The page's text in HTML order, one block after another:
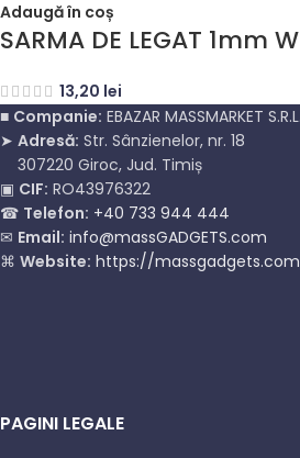
Adaugă în coș
SARMA DE LEGAT 1mm
13,20 lei
■ Companie: EBAZAR MASSMARKET S.R.L.
➤ Adresă: Str. Sânzienelor, nr. 18
307220 Giroc, Jud. Timiș
▣ CIF: RO43976322
☎ Telefon: +40 733 944 444
✉ Email: info@massGADGETS.com
⌘ Website: https://massgadgets.com
PAGINI LEGALE